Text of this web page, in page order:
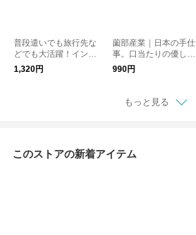
普段遣いでも旅行先な
どでも大活躍！インド
綿ブロックプリント巾
着 40cm×30cm「母
1,320円
薗部産業｜日本の手仕
事。口当たりの優しい
ブナれんげ 15.5cm 木
製 新生活 kurashis
990円
もっと見る
このストアの新着アイテム